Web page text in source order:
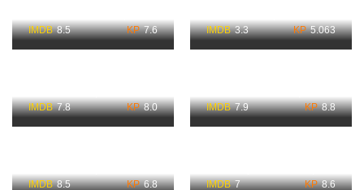
8.5 7.6 3.3 5.063
7.8 8.0 7.9 8.8
8.5 6.8 7 8.6